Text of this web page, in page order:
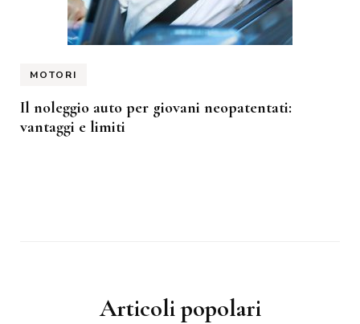
MOTORI
Il noleggio auto per giovani neopatentati:
vantaggi e limiti
Articoli popolari